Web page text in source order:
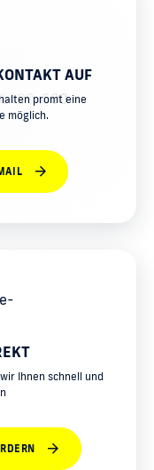
AUF
promt eine
möglich.
Ihnen schnell und